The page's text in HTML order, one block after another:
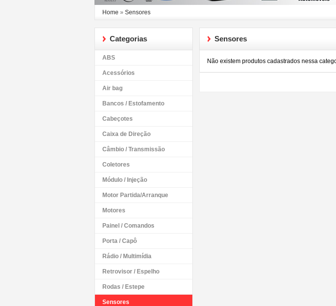
Home » Sensores
Categorias
ABS
Acessórios
Air bag
Bancos / Estofamento
Cabeçotes
Caixa de Direção
Câmbio / Transmissão
Coletores
Módulo / Injeção
Motor Partida/Arranque
Motores
Painel / Comandos
Porta / Capô
Rádio / Multimídia
Retrovisor / Espelho
Rodas / Estepe
Sensores
Sensores
Não existem produtos cadastrados nessa